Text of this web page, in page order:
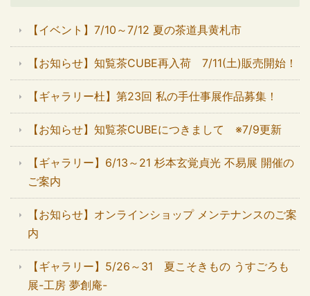
【イベント】7/10～7/12 夏の茶道具黄札市
【お知らせ】知覧茶CUBE再入荷 7/11(土)販売開始！
【ギャラリー杜】第23回 私の手仕事展作品募集！
【お知らせ】知覧茶CUBEにつきまして ※7/9更新
【ギャラリー】6/13～21 杉本玄覚貞光 不易展 開催の
ご案内
【お知らせ】オンラインショップ メンテナンスのご案
内
【ギャラリー】5/26～31 夏こそきもの うすごろも
展-工房 夢創庵-